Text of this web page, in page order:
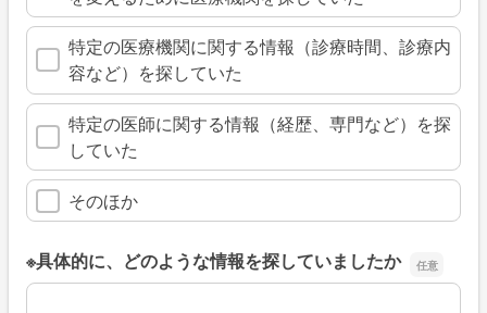
特定の医療機関に関する情報（診療時間、診療内
容など）を探していた
特定の医師に関する情報（経歴、専門など）を探
していた
そのほか
※具体的に、どのような情報を探していましたか
※具体的に、どのような情報を探していましたか